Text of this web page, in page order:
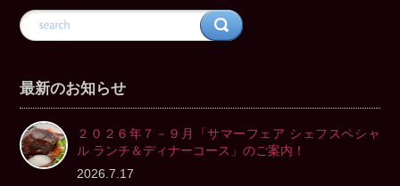
最新のお知らせ
２０２６年７－９月「サマーフェア シェフスペシャ
ル ランチ＆ディナーコース」のご案内！
2026.7.17